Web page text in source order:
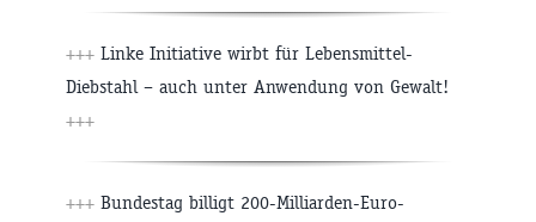
+++ Linke Initiative wirbt für Lebensmittel-
Diebstahl – auch unter Anwendung von Gewalt!
+++
+++ Bundestag billigt 200-Milliarden-Euro-